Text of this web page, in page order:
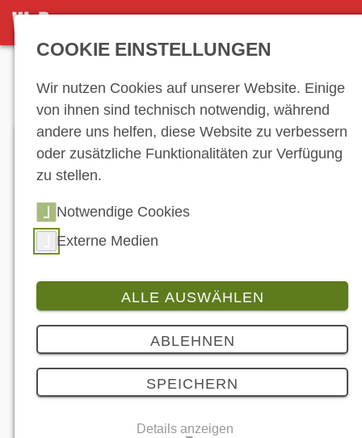
DETAILSEITE
Bildbeschreibung
Ein neues gebrauchtes Motorrad – So
gelingt der Kauf Ihrer Maschine
05.12.2019
COOKIE EINSTELLUNGEN
Wir nutzen Cookies auf unserer Website. Einige
von ihnen sind technisch notwendig, während
andere uns helfen, diese Website zu verbessern
oder zusätzliche Funktionalitäten zur Verfügung
zu stellen.
Notwendige Cookies
Externe Medien
ALLE AUSWÄHLEN
ABLEHNEN
SPEICHERN
Details anzeigen